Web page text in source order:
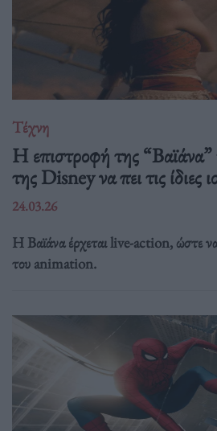
Τέχνη
Η επιστροφή της “Βαϊάνα”
της Disney να πει τις ίδιες
24.03.26
Η Βαϊάνα έρχεται live-action, ώστε
του animation.